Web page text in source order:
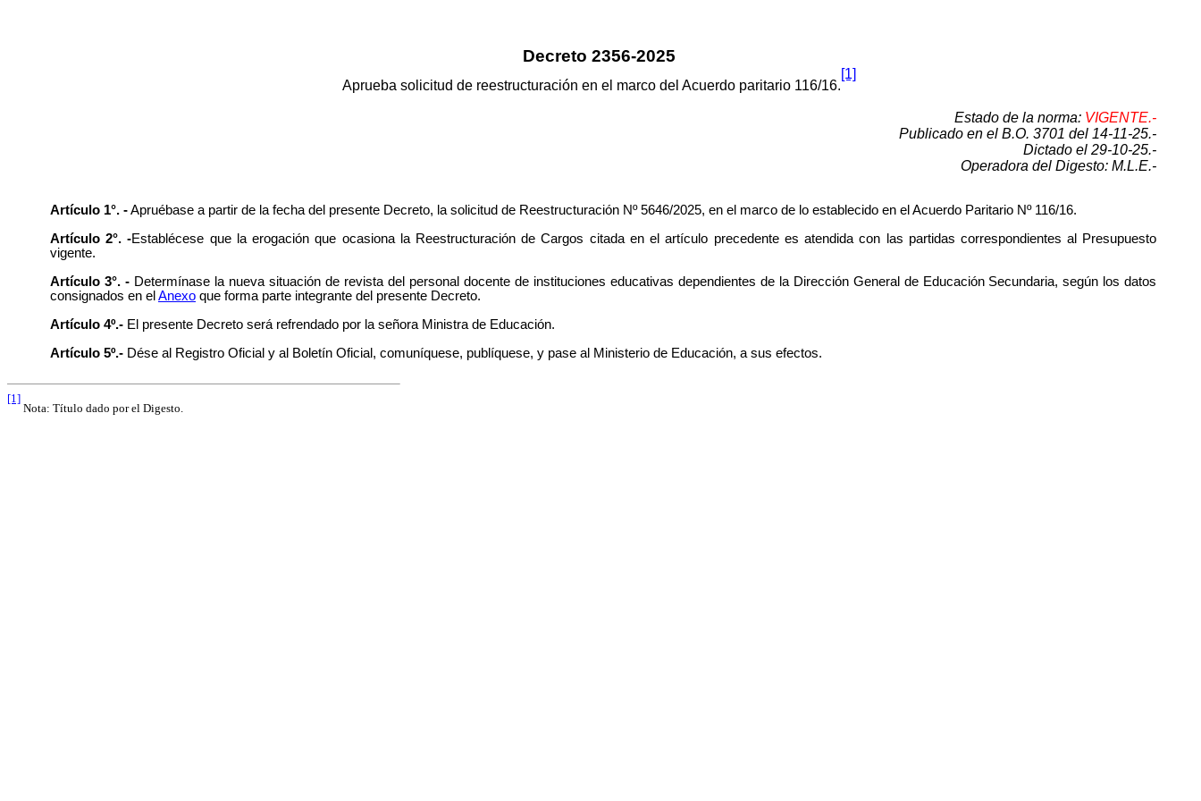
Decreto 2356-2025
Aprueba solicitud de reestructuración en el marco del Acuerdo paritario 116/16.
[1]
Estado de la norma: VIGENTE.-
Publicado en el B.O. 3701 del 14-11-25.-
Dictado el 29-10-25.-
Operadora del Digesto: M.L.E.-
Artículo 1°. -Apruébase a partir de la fecha del presente Decreto, la solicitud de Reestructuración Nº 5646/2025, en el marco de lo establecido en el Acuerdo Paritario Nº 116/16.
Artículo 2°. -Establécese que la erogación que ocasiona la Reestructuración de Cargos citada en el artículo precedente es atendida con las partidas correspondientes al Presupuesto
vigente.
Artículo 3°. -Determínase la nueva situación de revista del personal docente de instituciones educativas dependientes de la Dirección General de Educación Secundaria, según los datos
consignados en el Anexo que forma parte integrante del presente Decreto.
Artículo 4º.- El presente Decreto será refrendado por la señora Ministra de Educación.
Artículo 5º.- Dése al Registro Oficial y al Boletín Oficial, comuníquese, publíquese, y pase al Ministerio de Educación, a sus efectos.
[1]
Nota: Título dado por el Digesto.